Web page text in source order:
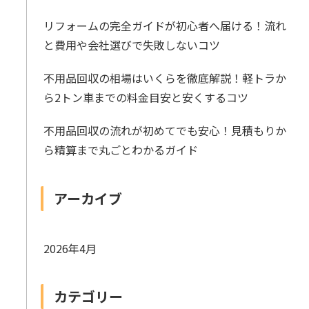
リフォームの完全ガイドが初心者へ届ける！流れ
と費用や会社選びで失敗しないコツ
不用品回収の相場はいくらを徹底解説！軽トラか
ら2トン車までの料金目安と安くするコツ
不用品回収の流れが初めてでも安心！見積もりか
ら精算まで丸ごとわかるガイド
アーカイブ
2026年4月
カテゴリー